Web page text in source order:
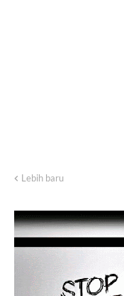
Lebih baru